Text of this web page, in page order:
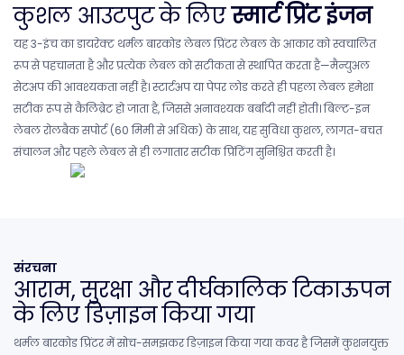
कुशल आउटपुट के लिएस्मार्ट प्रिंट इंजन
यह 3-इंच का डायरेक्ट थर्मल बारकोड लेबल प्रिंटर लेबल के आकार को स्वचालित
रूप से पहचानता है और प्रत्येक लेबल को सटीकता से स्थापित करता है—मैन्युअल
सेटअप की आवश्यकता नहीं है। स्टार्टअप या पेपर लोड करते ही पहला लेबल हमेशा
सटीक रूप से कैलिब्रेट हो जाता है, जिससे अनावश्यक बर्बादी नहीं होती। बिल्ट-इन
लेबल रोलबैक सपोर्ट (60 मिमी से अधिक) के साथ, यह सुविधा कुशल, लागत-बचत
संचालन और पहले लेबल से ही लगातार सटीक प्रिंटिंग सुनिश्चित करती है।
संरचना
आराम, सुरक्षा और दीर्घकालिक टिकाऊपन
के लिए डिज़ाइन किया गया
थर्मल बारकोड प्रिंटर में सोच-समझकर डिज़ाइन किया गया कवर है जिसमें कुशनयुक्त